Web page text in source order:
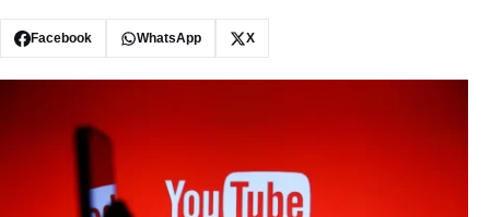
Facebook WhatsApp X